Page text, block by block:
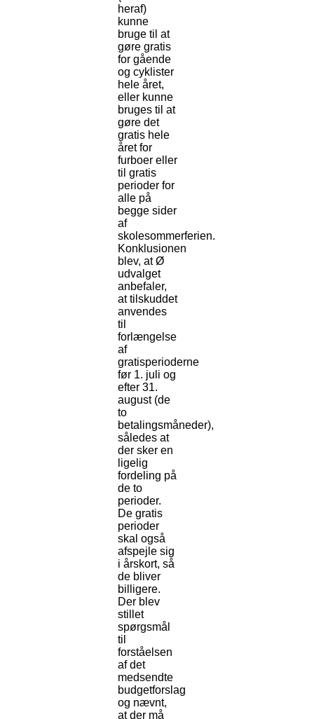
heraf)
kunne
bruge til at
gøre gratis
for gående
og cyklister
hele året,
eller kunne
bruges til at
gøre det
gratis hele
året for
furboer eller
til gratis
perioder for
alle på
begge sider
af
skolesommerferien.
Konklusionen
blev, at Ø
udvalget
anbefaler,
at tilskuddet
anvendes
til
forlængelse
af
gratisperioderne
før 1. juli og
efter 31.
august (de
to
betalingsmåneder),
således at
der sker en
ligelig
fordeling på
de to
perioder.
De gratis
perioder
skal også
afspejle sig
i årskort, så
de bliver
billigere.
Der blev
stillet
spørgsmål
til
forståelsen
af det
medsendte
budgetforslag
og nævnt,
at der må